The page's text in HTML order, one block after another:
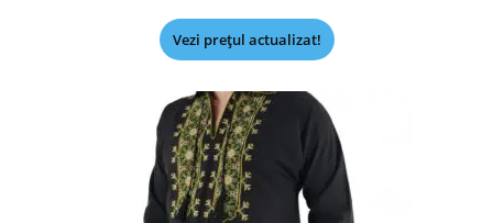
Vezi prețul actualizat!